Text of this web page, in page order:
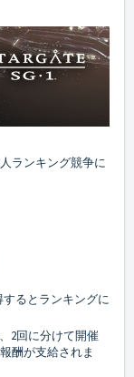
ランキング競争に
するとランキングに
2回に分けて開催
酬が支給されま